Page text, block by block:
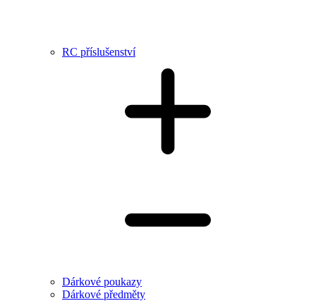
RC příslušenství
Dárkové poukazy
Dárkové předměty